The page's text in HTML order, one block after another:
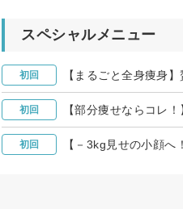
スペシャルメニュー
初回 【まるごと全身痩身
初回 【部分痩せならコレ
初回 【－3kg見せの小顔